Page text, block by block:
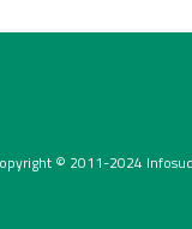
© 2011-2024